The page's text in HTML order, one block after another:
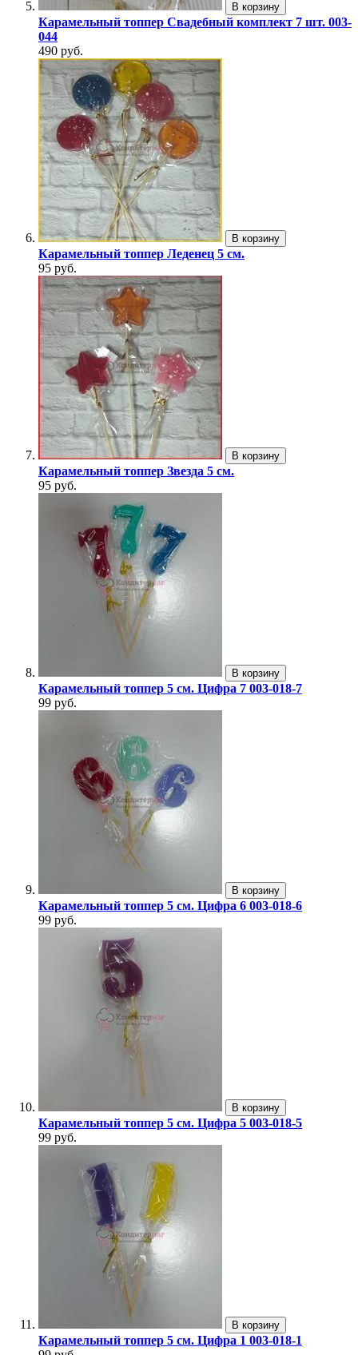
В корзину
Карамельный топпер Свадебный комплект 7 шт. 003-
044
490 руб.
В корзину
Карамельный топпер Леденец 5 см.
95 руб.
В корзину
Карамельный топпер Звезда 5 см.
95 руб.
В корзину
Карамельный топпер 5 см. Цифра 7 003-018-7
99 руб.
В корзину
Карамельный топпер 5 см. Цифра 6 003-018-6
99 руб.
В корзину
Карамельный топпер 5 см. Цифра 5 003-018-5
99 руб.
В корзину
Карамельный топпер 5 см. Цифра 1 003-018-1